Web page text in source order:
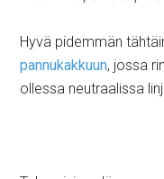
Hyvä pidemmän
pannukakkuun, jossa
ollessa neutraalissa